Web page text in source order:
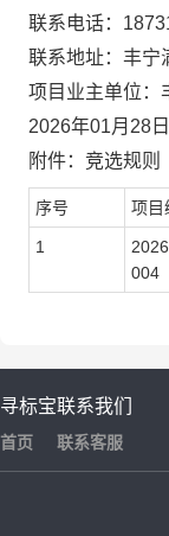
联系电话：
联系地址：丰宁
项目业主单位：
2026年01月28
附件：竞选规则
序号 项目
1
004
寻标宝
首页
联系我们
联系客服